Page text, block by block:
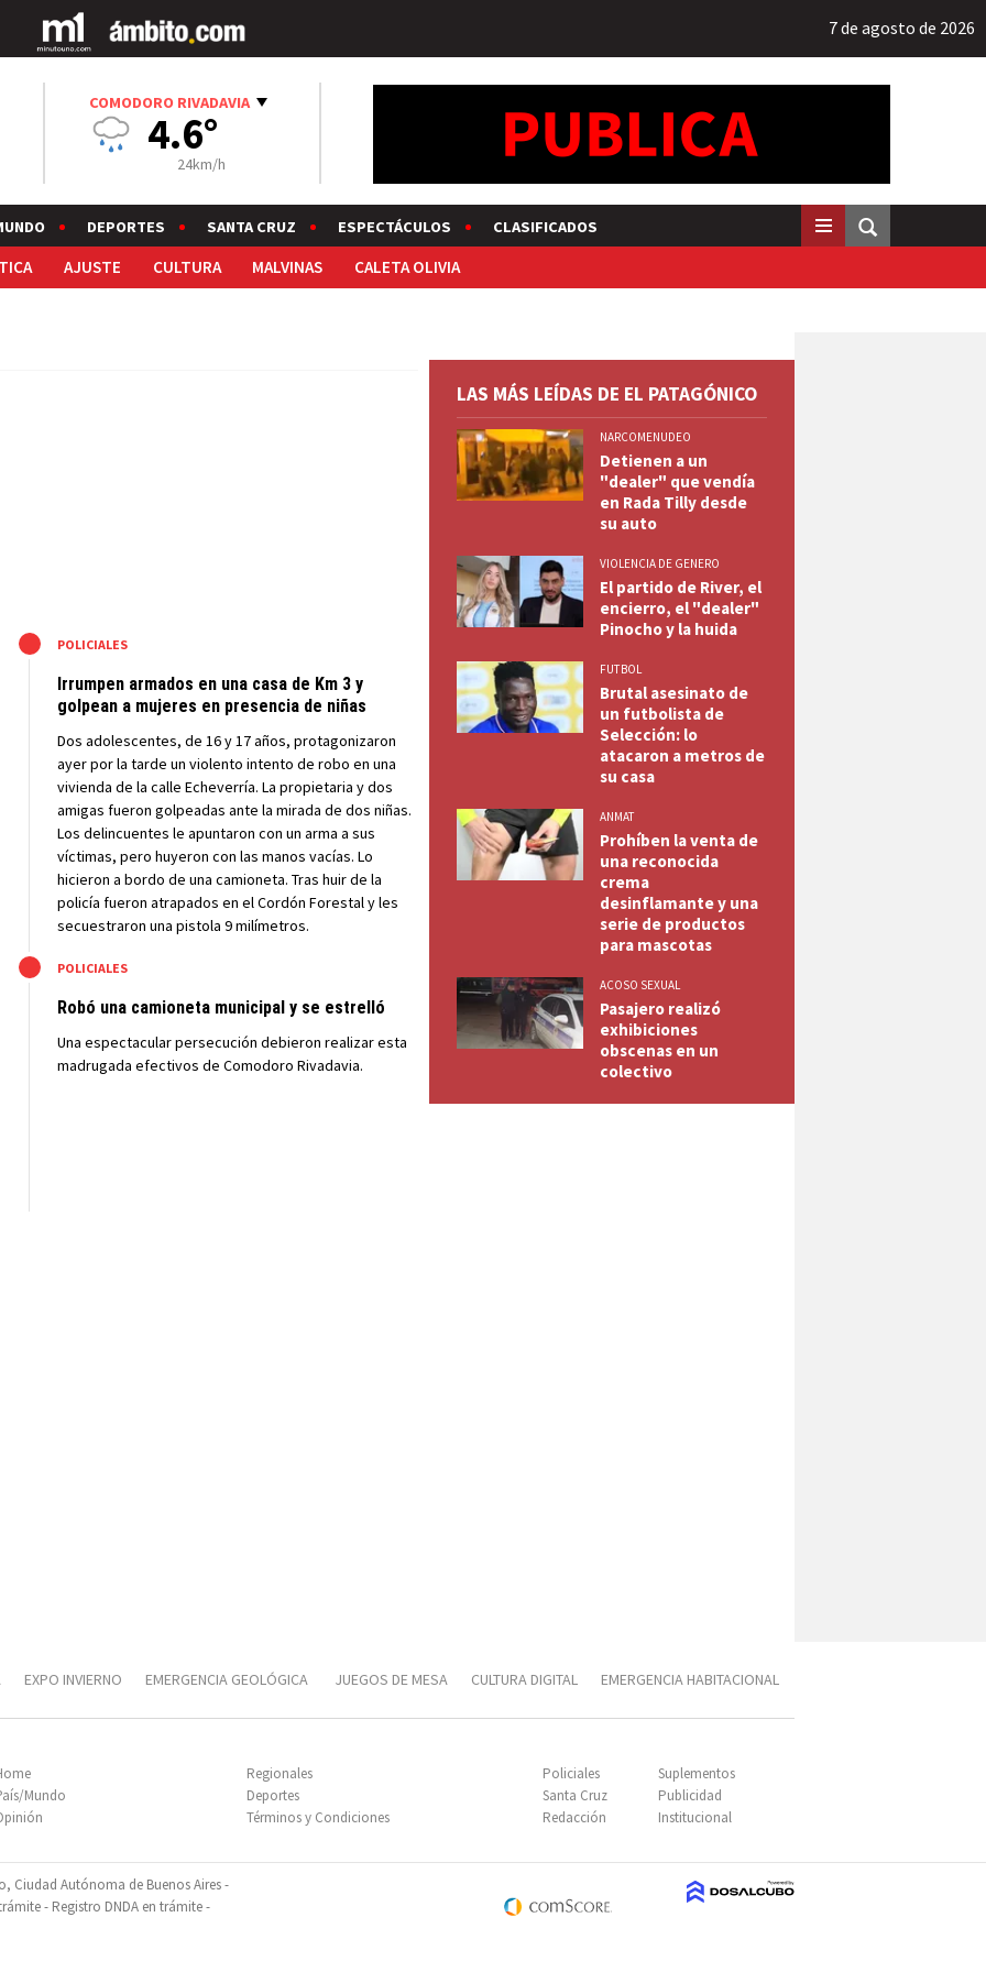
7 de agosto de 2026
COMODORO RIVADAVIA
4.6°
24km/h
DEPORTES SANTA CRUZ ESPECTÁCULOS CLASIFICADOS
AJUSTE CULTURA MALVINAS CALETA OLIVIA
POLICIALES
Irrumpen armados en una casa de Km 3 y
golpean a mujeres en presencia de niñas
Dos adolescentes, de 16 y 17 años, protagonizaron
ayer por la tarde un violento intento de robo en una
vivienda de la calle Echeverría. La propietaria y dos
amigas fueron golpeadas ante la mirada de dos niñas.
Los delincuentes le apuntaron con un arma a sus
víctimas, pero huyeron con las manos vacías. Lo
hicieron a bordo de una camioneta. Tras huir de la
policía fueron atrapados en el Cordón Forestal y les
secuestraron una pistola 9 milímetros.
POLICIALES
Robó una camioneta municipal y se estrelló
Una espectacular persecución debieron realizar esta
madrugada efectivos de Comodoro Rivadavia.
LAS MÁS LEÍDAS DE EL PATAGÓNICO
NARCOMENUDEO
Detienen a un
"dealer" que vendía
en Rada Tilly desde
su auto
VIOLENCIA DE GENERO
El partido de River, el
encierro, el "dealer"
Pinocho y la huida
FUTBOL
Brutal asesinato de
un futbolista de
Selección: lo
atacaron a metros de
su casa
ANMAT
Prohíben la venta de
una reconocida
crema
desinflamante y una
serie de productos
para mascotas
ACOSO SEXUAL
Pasajero realizó
exhibiciones
obscenas en un
colectivo
EXPO INVIERNO EMERGENCIA GEOLÓGICA JUEGOS DE MESA CULTURA DIGITAL EMERGENCIA HABITACIONAL
Policiales
Suplementos
Santa Cruz
Publicidad
Redacción
Institucional
Regionales
Mundo
Deportes
Términos y Condiciones
Ciudad Autónoma de Buenos Aires -
- Registro DNDA en trámite -